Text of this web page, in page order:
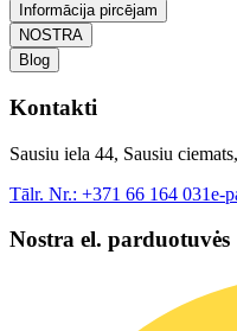
Informācija pircējam
NOSTRA
Blog
Kontakti
Sausiu iela 44, Sausiu
Tālr. Nr.: +371 66 164 031e-
Nostra el. parduotuvės